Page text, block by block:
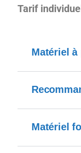
Tarif
Matériel
Matériel